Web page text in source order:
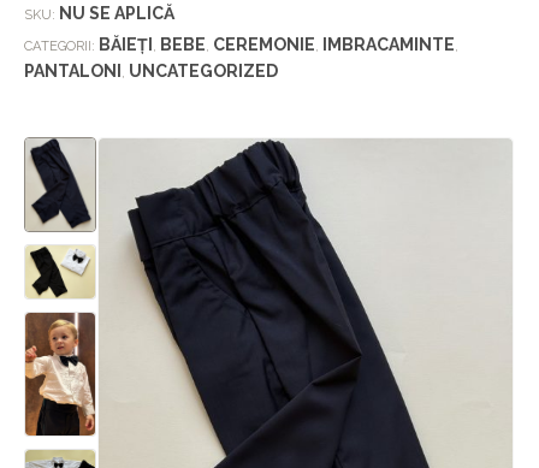
SKU: NU SE APLICĂ
CATEGORII: BĂIEȚI , BEBE, CEREMONIE, IMBRACAMINTE,
PANTALONI , UNCATEGORIZED